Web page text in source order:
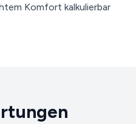
Komfort kalkulierbar